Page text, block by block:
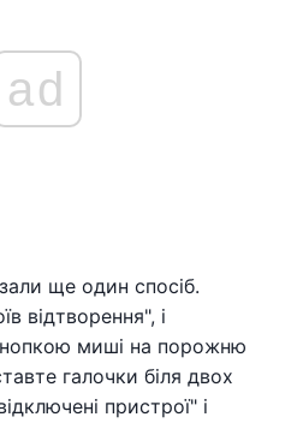
ad
ще один спосіб.
відтворення", і
миші на порожню
галочки біля двох
пристрої" і